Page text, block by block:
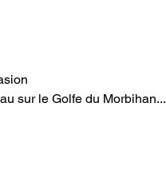
sur le Golfe du Morbihan...